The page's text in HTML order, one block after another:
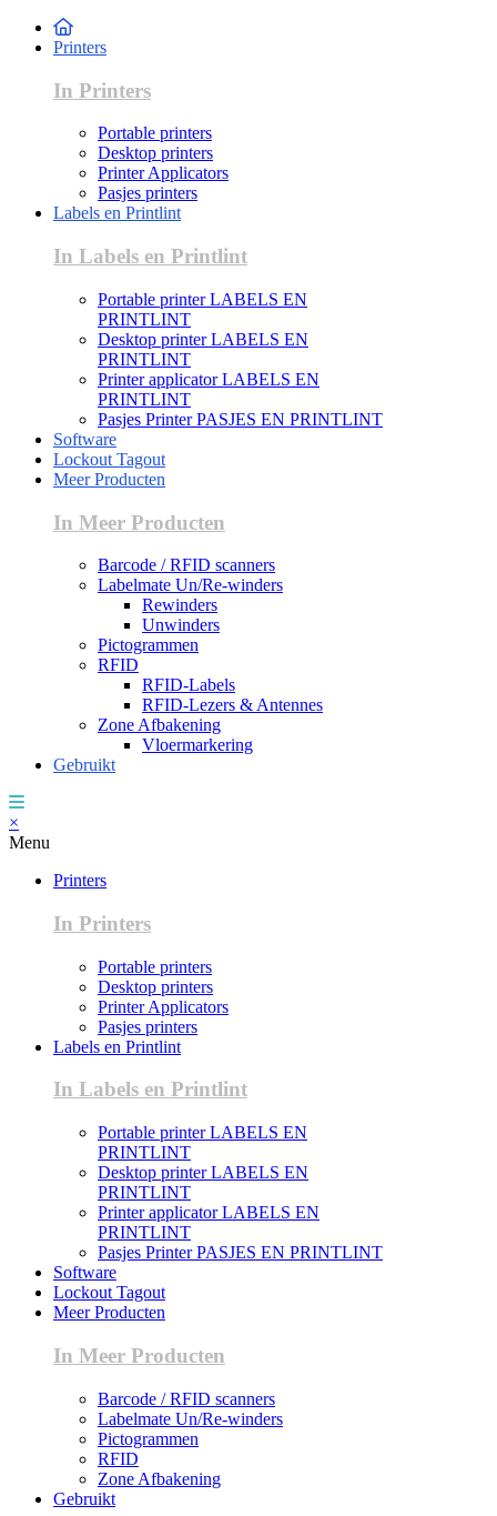
Printers
In Printers
Portable printers
Desktop printers
Printer Applicators
Pasjes printers
Labels en Printlint
In Labels en Printlint
Portable printer LABELS EN
PRINTLINT
Desktop printer LABELS EN
PRINTLINT
Printer applicator LABELS EN
PRINTLINT
Pasjes Printer PASJES EN PRINTLINT
Software
Lockout Tagout
Meer Producten
In Meer Producten
Barcode / RFID scanners
Labelmate Un/Re-winders
Rewinders
Unwinders
Pictogrammen
RFID
RFID-Labels
RFID-Lezers & Antennes
Zone Afbakening
Vloermarkering
Gebruikt
×
Menu
Printers
In Printers
Portable printers
Desktop printers
Printer Applicators
Pasjes printers
Labels en Printlint
In Labels en Printlint
Portable printer LABELS EN
PRINTLINT
Desktop printer LABELS EN
PRINTLINT
Printer applicator LABELS EN
PRINTLINT
Pasjes Printer PASJES EN PRINTLINT
Software
Lockout Tagout
Meer Producten
In Meer Producten
Barcode / RFID scanners
Labelmate Un/Re-winders
Pictogrammen
RFID
Zone Afbakening
Gebruikt